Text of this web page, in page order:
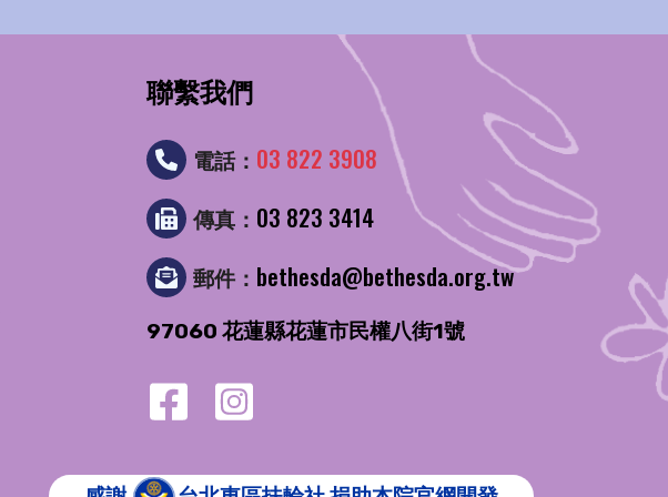
聯繫我們
電話： 03 822 3908
傳真： 03 823 3414
郵件： bethesda@bethesda.org.tw
97060 花蓮縣花蓮市民權八街1號